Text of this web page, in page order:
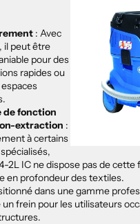
: Avec
il peut être
pour des
rapides ou
de fonction
extraction :
à certains
2L IC ne dispose pas de
en profondeur des textiles.
dans une gamme
frein pour les utilisateurs